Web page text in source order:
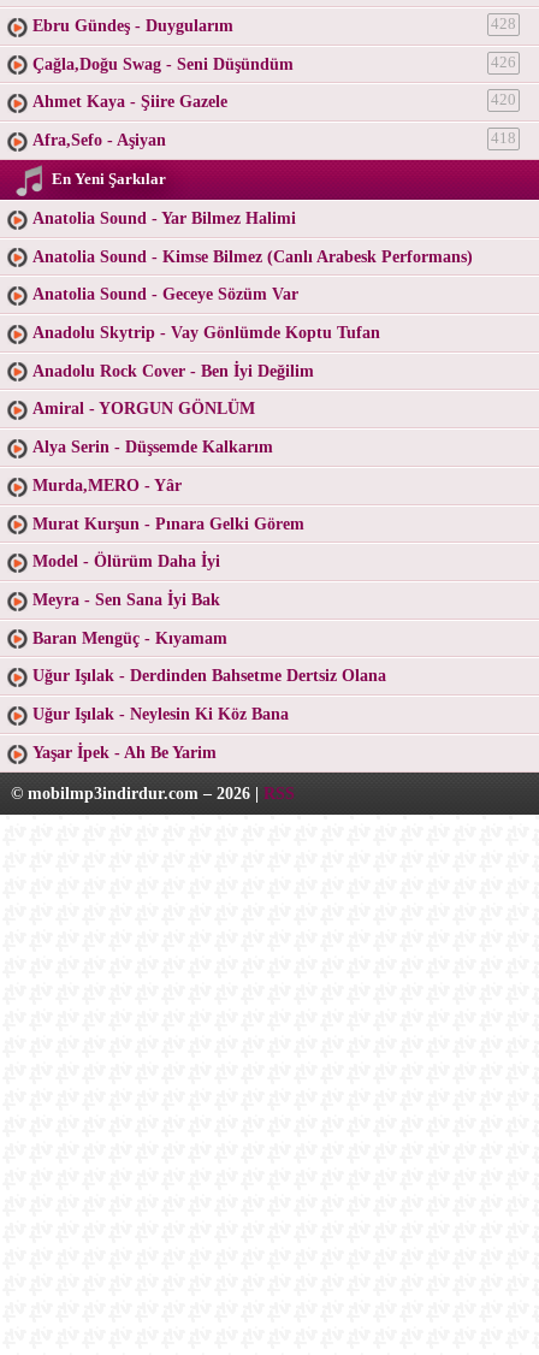
Ebru Gündeş - Duygularım 428
Çağla,Doğu Swag - Seni Düşündüm 426
Ahmet Kaya - Şiire Gazele 420
Afra,Sefo - Aşiyan 418
En Yeni Şarkılar
Anatolia Sound - Yar Bilmez Halimi
Anatolia Sound - Kimse Bilmez (Canlı Arabesk Performans)
Anatolia Sound - Geceye Sözüm Var
Anadolu Skytrip - Vay Gönlümde Koptu Tufan
Anadolu Rock Cover - Ben İyi Değilim
Amiral - YORGUN GÖNLÜM
Alya Serin - Düşsemde Kalkarım
Murda,MERO - Yâr
Murat Kurşun - Pınara Gelki Görem
Model - Ölürüm Daha İyi
Meyra - Sen Sana İyi Bak
Baran Mengüç - Kıyamam
Uğur Işılak - Derdinden Bahsetme Dertsiz Olana
Uğur Işılak - Neylesin Ki Köz Bana
Yaşar İpek - Ah Be Yarim
© mobilmp3indirdur.com – 2026 | RSS